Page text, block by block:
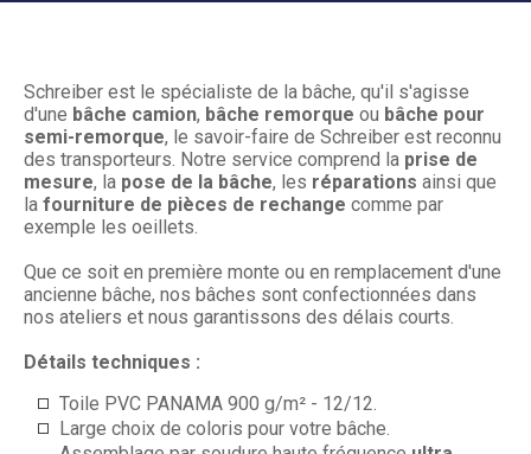
Schreiber est le spécialiste de la bâche, qu'il s'agisse
d'une bâche camion, bâche remorque ou bâche pour
semi-remorque, le savoir-faire de Schreiber est reconnu
des transporteurs. Notre service comprend la prise de
mesure, la pose de la bâche, les réparations ainsi que
la fourniture de pièces de rechange comme par
exemple les oeillets.
Que ce soit en première monte ou en remplacement d'une
ancienne bâche, nos bâches sont confectionnées dans
nos ateliers et nous garantissons des délais courts.
Détails techniques :
Toile PVC PANAMA 900 g/m² - 12/12.
Large choix de coloris pour votre bâche.